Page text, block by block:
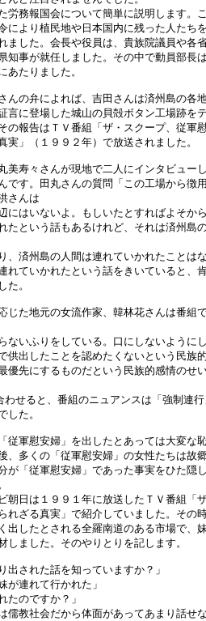
報国会について簡単に説明します。
により植民地や日本国内に残った人たち
ました。会長や役員は、貴族院議員や各
知事が就任しました。その中で動員部長
あたりました。
弁によれば、吉田さんは済州島の各
言に登場した城山の貝殻ボタン工場跡を
の報告はＴＶ番組「ザ・スクープ、従軍
」（１９９２年）で放送されました。
々さんが現地で二人にインタビュー
です。田丸さんの質問「この工場から徴
さんは
はいないよ。もしいたとすればよそか
たという話もあるけれど、それは済州島
、済州島の人間は連れていかれたことは
れていかれたという話をきいていると、
た。
地元の女流作家、韓林花さんは番組
いふりをしている。口にしないように
供出したことを認めたくないという民族
優先にするものだという民族的感情のせ
せると、番組のニュアンスは「強制連
した。
慰安婦」を出したとあっては大変な
、多くの「従軍慰安婦」の女性たちは故
が「従軍慰安婦」であった事実をひた隠
は１９９１年に放送したＴＶ番組「
れざる真実」で紹介していました。その
出したとされる全羅南道のある市場で、
ました。そのやりとりを記します。
出された話を知っていますか？」
が連れて行かれた」
たのですか？」
儒教社会だから体面があってあまり話せ